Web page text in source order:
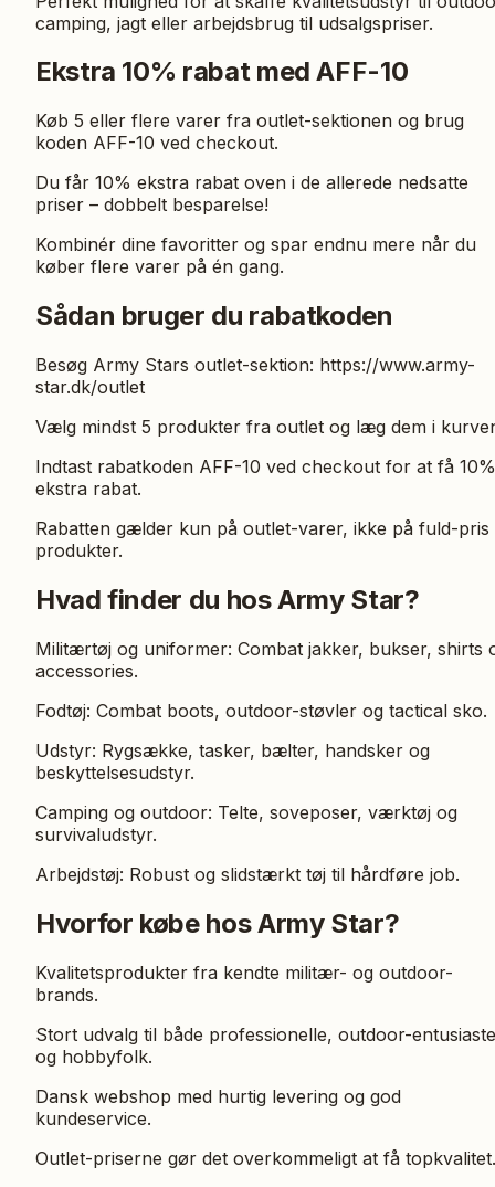
camping, jagt eller arbejdsbrug til udsalgspriser.
Ekstra 10% rabat med AFF-10
Køb 5 eller flere varer fra outlet-sektionen og brug
koden AFF-10 ved checkout.
Du får 10% ekstra rabat oven i de allerede nedsatte
priser – dobbelt besparelse!
Kombinér dine favoritter og spar endnu mere når du
køber flere varer på én gang.
Sådan bruger du rabatkoden
Besøg Army Stars outlet-sektion: https://www.army-
star.dk/outlet
Vælg mindst 5 produkter fra outlet og læg dem i
Indtast rabatkoden AFF-10 ved checkout for at få 10%
ekstra rabat.
Rabatten gælder kun på outlet-varer, ikke på fuld-pris
produkter.
Hvad finder du hos Army Star?
Militærtøj og uniformer: Combat jakker, bukser, shirts
accessories.
Fodtøj: Combat boots, outdoor-støvler og tactical sko.
Udstyr: Rygsække, tasker, bælter, handsker og
beskyttelsesudstyr.
Camping og outdoor: Telte, soveposer, værktøj og
survivaludstyr.
Arbejdstøj: Robust og slidstærkt tøj til hårdføre job.
Hvorfor købe hos Army Star?
Kvalitetsprodukter fra kendte militær- og outdoor-
brands.
Stort udvalg til både professionelle, outdoor-
og hobbyfolk.
Dansk webshop med hurtig levering og god
kundeservice.
Outlet-priserne gør det overkommeligt at få topkvalitet.